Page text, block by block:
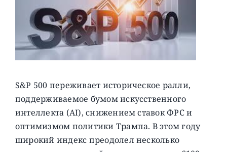
S&P 500 переживает историческое ралли,
поддерживаемое бумом искусственного
интеллекта (AI), снижением ставок ФРС и
оптимизмом политики Трампа. В этом году
широкий индекс преодолел несколько